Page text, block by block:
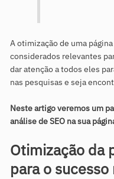
A otimização de uma
considerados relevantes
dar atenção a todos eles
nas pesquisas e seja
Neste artigo veremos um
análise de SEO na sua
Otimização da
para o